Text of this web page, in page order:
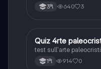
3ªl 640 3
QStoria dell'arte
Quiz 4rte
test sull'arte
1ªl 914 0